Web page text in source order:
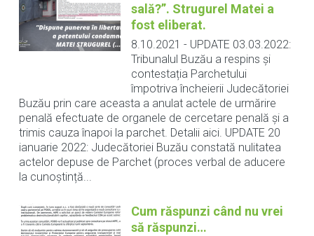
sală?”. Strugurel Matei a
fost eliberat.
8.10.2021 - UPDATE 03.03.2022:
Tribunalul Buzău a respins și
contestația Parchetului
împotriva încheierii Judecătoriei
Buzău prin care aceasta a anulat actele de urmărire
penală efectuate de organele de cercetare penală și a
trimis cauza înapoi la parchet. Detalii aici. UPDATE 20
ianuarie 2022: Judecătoriei Buzău constată nulitatea
actelor depuse de Parchet (proces verbal de aducere
la cunoștință...
Cum răspunzi când nu vrei
să răspunzi…